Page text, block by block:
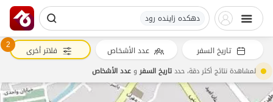
دهکده زاینده رود
تاريخ السفر عدد الأشخاص 2 فلاتر أخرى
لمشاهدة نتائج أكثر دقة، حددتاريخ السفروعدد الأشخاص